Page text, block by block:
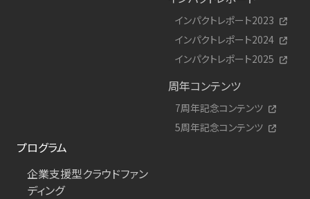
インパクトレポート2023
インパクトレポート2024
インパクトレポート2025
周年コンテンツ
7周年記念コンテンツ
5周年記念コンテンツ
プログラム
企業支援型クラウドファン
ディング